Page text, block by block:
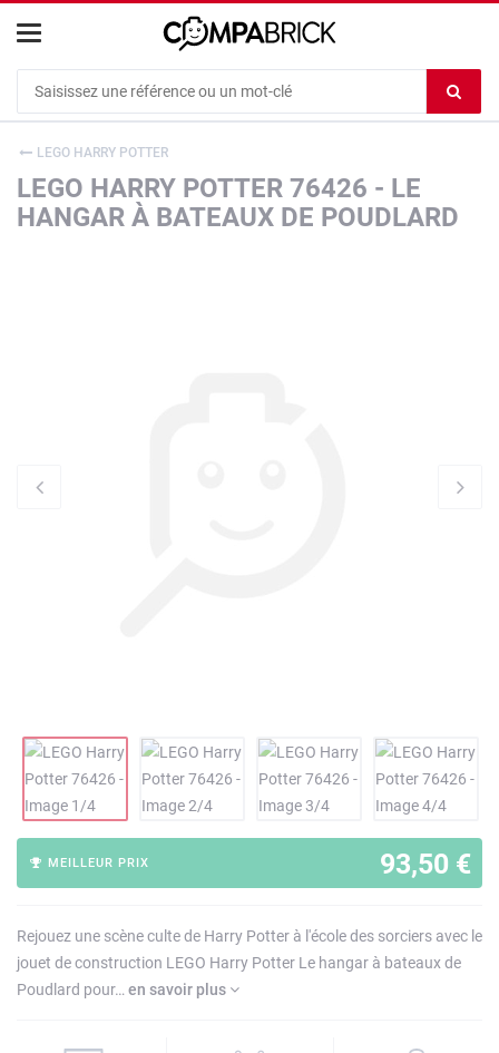
le
LEGO HARRY POTTER
LEGO HARRY POTTER 76426 - LE
HANGAR À BATEAUX DE POUDLARD
93,50 €
MEILLEUR PRIX
Rejouez une scène culte de Harry Potter à l'école des sorciers avec le
jouet de construction LEGO Harry Potter Le hangar à bateaux de
Poudlard pour… en savoir plus
Cookies management panel